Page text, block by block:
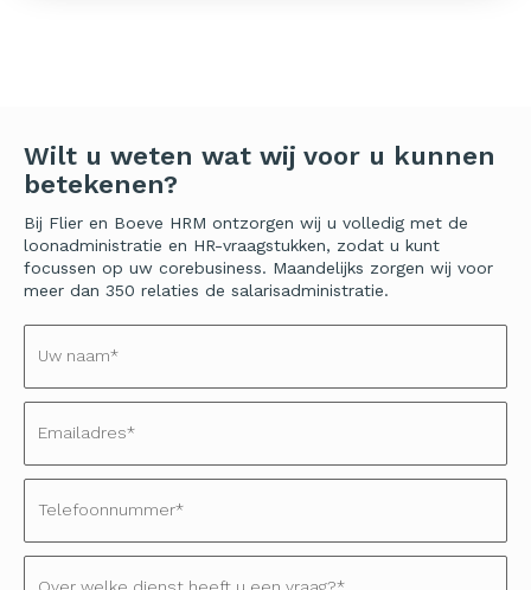
Wilt u weten wat wij voor u kunnen
betekenen?
Bij Flier en Boeve HRM ontzorgen wij u volledig met de
loonadministratie en HR-vraagstukken, zodat u kunt
focussen op uw corebusiness. Maandelijks zorgen wij voor
meer dan 350 relaties de salarisadministratie.